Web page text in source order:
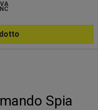
IVA
INC
Spia